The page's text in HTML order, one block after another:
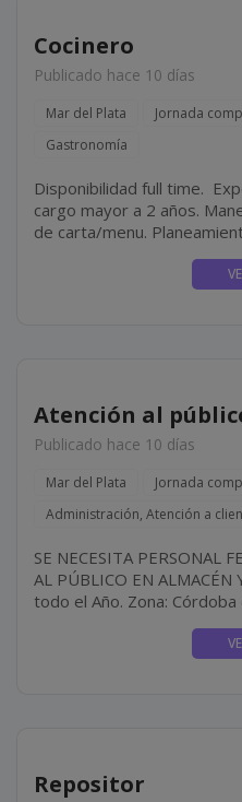
Cocinero
Publicado hace 10 días
Mar del Plata Jornada
Gastronomía
Disponibilidad full time. Experiencia en puestos de
cargo mayor a 2 años. Manejo de personal. Desarrollo
de carta/menu.
Atención al
Publicado hace 10 días
Mar del Plata Jornada
Administración, Atención a
SE NECESITA PERSONAL
AL PÚBLICO EN ALMACÉN Y
todo el Año. Zona: Córdoba casi Larrea. Horario: Tarde-
Noche
Repositor